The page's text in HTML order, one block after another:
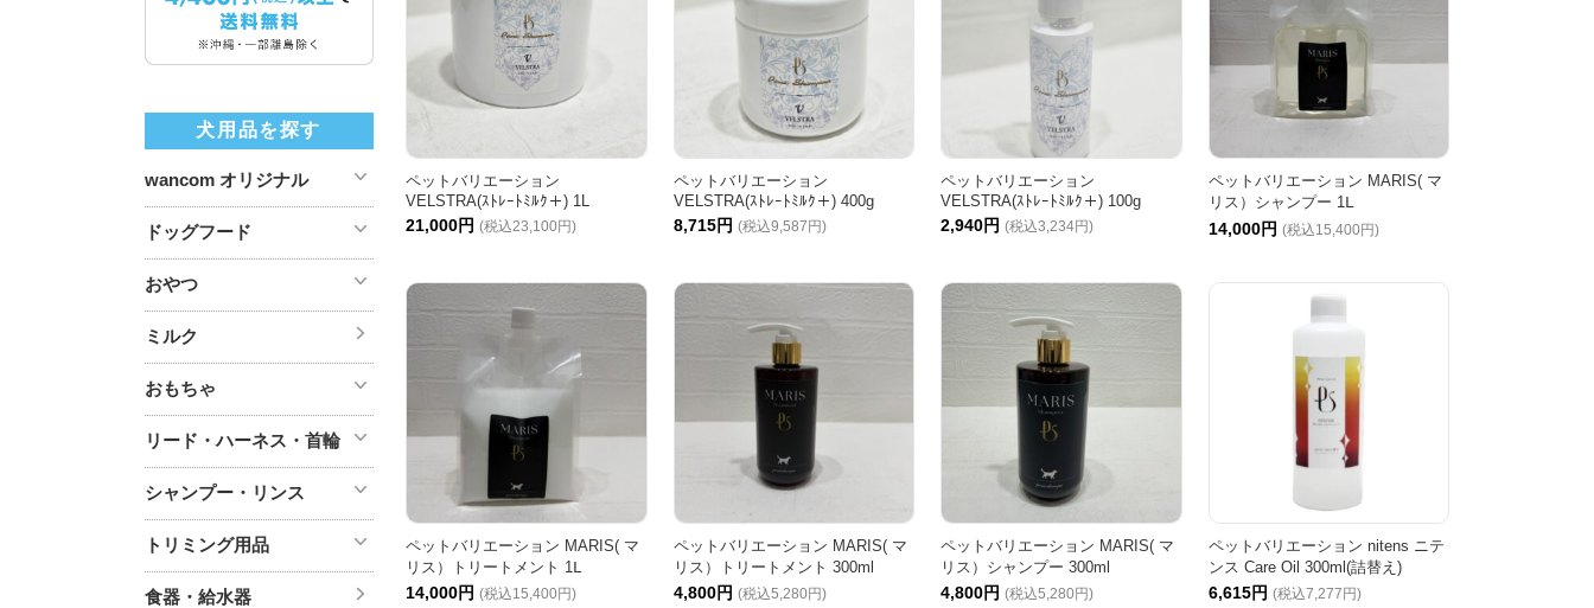
ペットバリエーション
VELSTRA(ｽﾄﾚｰﾄﾐﾙｸ＋) 1L
21,000円 (税込23,100円)
ペットバリエーション
VELSTRA(ｽﾄﾚｰﾄﾐﾙｸ＋) 400g
8,715円 (税込9,587円)
ペットバリエーション
VELSTRA(ｽﾄﾚｰﾄﾐﾙｸ＋) 100g
2,940円 (税込3,234円)
ペットバリエーション MARIS( マ
リス）シャンプー 1Ⅼ
14,000円 (税込15,400円)
ペットバリエーション MARIS( マ
リス）トリートメント 1Ⅼ
14,000円 (税込15,400円)
ペットバリエーション MARIS( マ
リス）トリートメント 300ml
4,800円 (税込5,280円)
ペットバリエーション MARIS( マ
リス）シャンプー 300ml
4,800円 (税込5,280円)
ペットバリエーション nitens ニテ
ンス Care Oil 300ml(詰替え)
6,615円 (税込7,277円)
犬用品を探す
wancom オリジナル
ドッグフード
おやつ
ミルク
おもちゃ
リード・ハーネス・首輪
シャンプー・リンス
トリミング用品
食器・給水器